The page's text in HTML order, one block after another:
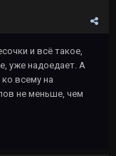
и всё такое,
уже надоедает. А
всему на
не меньше, чем